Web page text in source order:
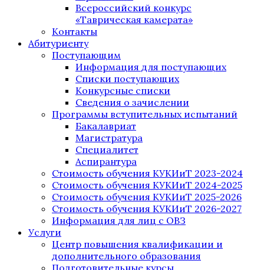
Всероссийский конкурс
«Таврическая камерата»
Контакты
Абитуриенту
Поступающим
Информация для поступающих
Списки поступающих
Конкурсные списки
Сведения о зачислении
Программы вступительных испытаний
Бакалавриат
Магистратура
Специалитет
Аспирантура
Стоимость обучения КУКИиТ 2023-2024
Стоимость обучения КУКИиТ 2024-2025
Стоимость обучения КУКИиТ 2025-2026
Стоимость обучения КУКИиТ 2026-2027
Информация для лиц с ОВЗ
Услуги
Центр повышения квалификации и
дополнительного образования
Подготовительные курсы